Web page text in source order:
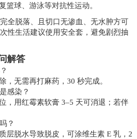
篮球、游泳等对抗性运动。
全脱落、且切口无渗血、无水肿方可
性生活建议使用安全套，避免剧烈抽
解答
，无需再打麻药，30 秒完成。
感染？
，用红霉素软膏 3–5 天可消退；若伴
？
层脱水导致脱皮，可涂维生素 E 乳，2